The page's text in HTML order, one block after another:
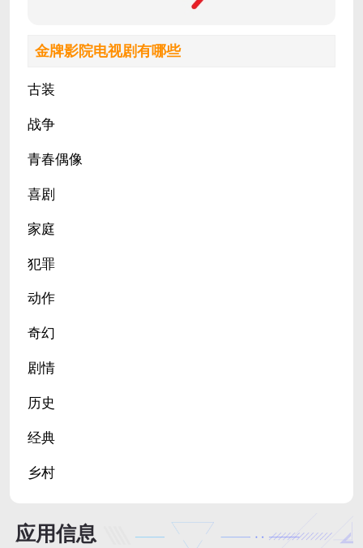
金牌影院电视剧有哪些
古装
战争
青春偶像
喜剧
家庭
犯罪
动作
奇幻
剧情
历史
经典
乡村
应用信息